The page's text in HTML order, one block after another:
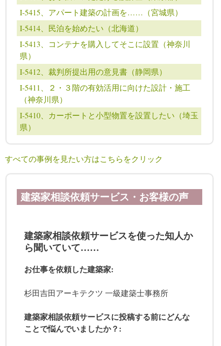
I-5415、アパート建築の計画を……（宮城県）
I-5414、民泊を始めたい（北海道）
I-5413、コンテナを購入してそこに設置（神奈川
県）
I-5412、裁判所提出用の意見書（静岡県）
I-5411、２・３階の有効活用に向けた設計・施工
（神奈川県）
I-5410、カーポートと小型物置を設置したい（埼玉
県）
すべての事例を見たい方はこちらをクリック
建築家相談依頼サービス・お客様の声
建築家相談依頼サービスを使った知人か
ら聞いていて……
お仕事を依頼した建築家:
杉田吉田アーキテクツ 一級建築士事務所
建築家相談依頼サービスに投稿する前にどんな
ことで悩んでいましたか？: